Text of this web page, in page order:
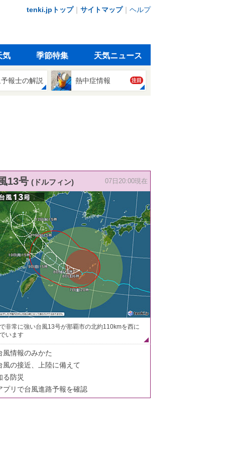
tenki.jpトップ｜ サイトマップ｜ ヘルプ
気 季節特集 天気ニュース
報士の解説 熱中症情報 注目
13号 (ドルフィン) 07日20:00現在
非常に強い台風13号が那覇市の北約110kmを西に
います
風情報のみかた
風の接近、上陸に備えて
る防災
プリで台風進路予報を確認